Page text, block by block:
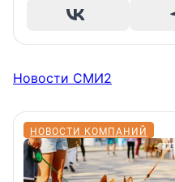
Новости СМИ2
НОВОСТИ КОМПАНИЙ